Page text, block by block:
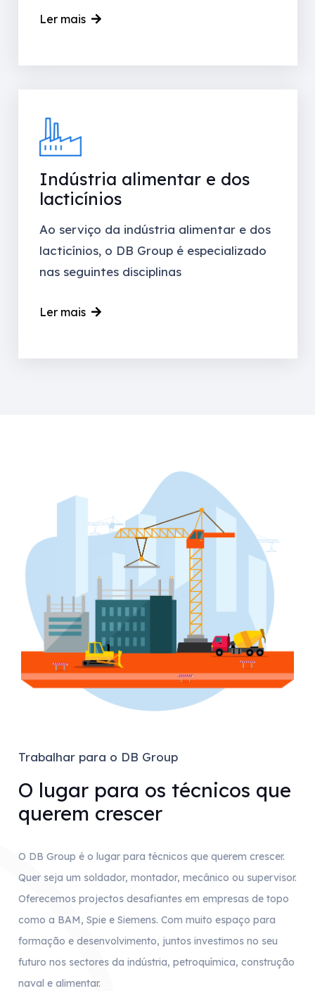
Ler mais
Indústria alimentar e dos
lacticínios
Ao serviço da indústria alimentar e dos
lacticínios, o DB Group é especializado
nas seguintes disciplinas
Ler mais
Trabalhar para o DB Group
O lugar para os técnicos que
querem crescer
O DB Group é o lugar para técnicos que querem crescer.
Quer seja um soldador, montador, mecânico ou supervisor.
Oferecemos projectos desafiantes em empresas de topo
como a BAM, Spie e Siemens. Com muito espaço para
formação e desenvolvimento, juntos investimos no seu
futuro nos sectores da indústria, petroquímica, construção
naval e alimentar.